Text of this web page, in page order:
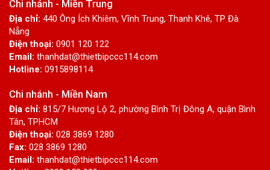
Chi nhánh - Miền Trung
Địa chỉ: 440 Ông Ích Khiêm, Vĩnh Trung, Thanh Khê, TP Đà
Nẵng
Điện thoại: 0901 120 122
Email: thanhdat@thietbipccc114.com
Hotline: 0915898114
Chi nhánh - Miền Nam
Địa chỉ: 815/7 Hương Lộ 2, phường Bình Trị Đông A, quận Bình
Tân, TPHCM
Điện thoại: 028 3869 1280
Fax: 028 3869 1280
Email: thanhdat@thietbipccc114.com